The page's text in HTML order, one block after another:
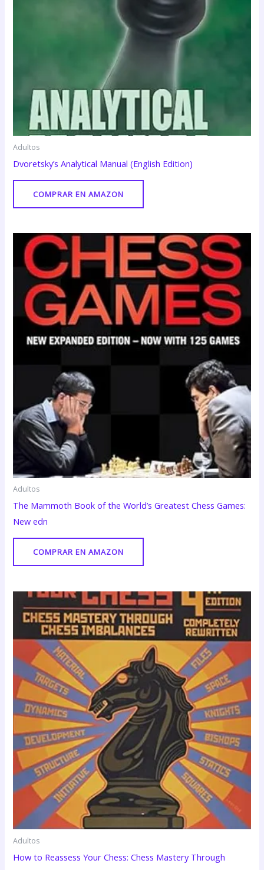
Adultos
Dvoretsky’s Analytical Manual (English Edition)
COMPRAR EN AMAZON
Adultos
The Mammoth Book of the World’s Greatest Chess Games:
New edn
COMPRAR EN AMAZON
Adultos
How to Reassess Your Chess: Chess Mastery Through